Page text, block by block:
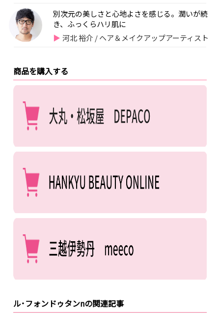
別次元の美しさと心地よさを感じる。潤いが続
き、ふっくらハリ肌に
河北 裕介 / ヘア＆メイクアップアーティスト
商品を購入する
ル･フォンドゥタンnの関連記事